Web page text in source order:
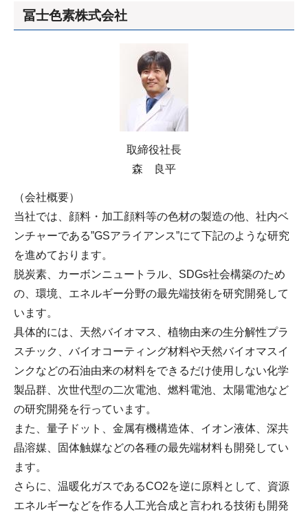
冨士色素株式会社
取締役社長
森 良平
（会社概要）
当社では、顔料・加工顔料等の色材の製造の他、社内ベ
ンチャーである”GSアライアンス”にて下記のような研究
を進めております。
脱炭素、カーボンニュートラル、SDGs社会構築のため
の、環境、エネルギー分野の最先端技術を研究開発して
います。
具体的には、天然バイオマス、植物由来の生分解性プラ
スチック、バイオコーティング材料や天然バイオマスイ
ンクなどの石油由来の材料をできるだけ使用しない化学
製品群、次世代型の二次電池、燃料電池、太陽電池など
の研究開発を行っています。
また、量子ドット、金属有機構造体、イオン液体、深共
晶溶媒、固体触媒などの各種の最先端材料も開発してい
ます。
さらに、温暖化ガスであるCO2を逆に原料として、資源
エネルギーなどを作る人工光合成と言われる技術も開発